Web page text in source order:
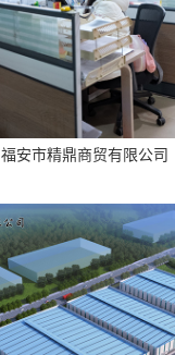
福安市精鼎商贸有限公司